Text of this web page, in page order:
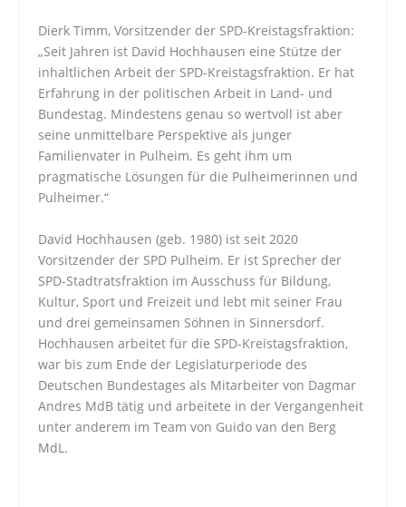
Dierk Timm, Vorsitzender der SPD-Kreistagsfraktion:
„Seit Jahren ist David Hochhausen eine Stütze der
inhaltlichen Arbeit der SPD-Kreistagsfraktion. Er hat
Erfahrung in der politischen Arbeit in Land- und
Bundestag. Mindestens genau so wertvoll ist aber
seine unmittelbare Perspektive als junger
Familienvater in Pulheim. Es geht ihm um
pragmatische Lösungen für die Pulheimerinnen und
Pulheimer.“
David Hochhausen (geb. 1980) ist seit 2020
Vorsitzender der SPD Pulheim. Er ist Sprecher der
SPD-Stadtratsfraktion im Ausschuss für Bildung,
Kultur, Sport und Freizeit und lebt mit seiner Frau
und drei gemeinsamen Söhnen in Sinnersdorf.
Hochhausen arbeitet für die SPD-Kreistagsfraktion,
war bis zum Ende der Legislaturperiode des
Deutschen Bundestages als Mitarbeiter von Dagmar
Andres MdB tätig und arbeitete in der Vergangenheit
unter anderem im Team von Guido van den Berg
MdL.